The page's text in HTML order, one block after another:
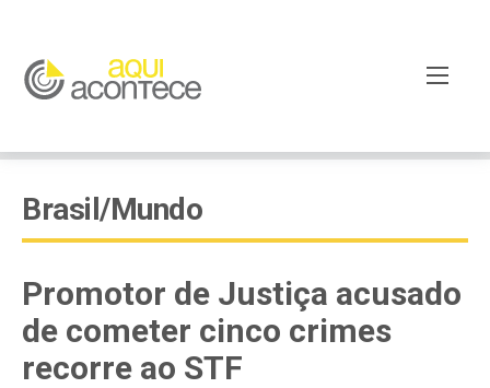
Brasil/Mundo
Promotor de Justiça acusado
de cometer cinco crimes
recorre ao STF